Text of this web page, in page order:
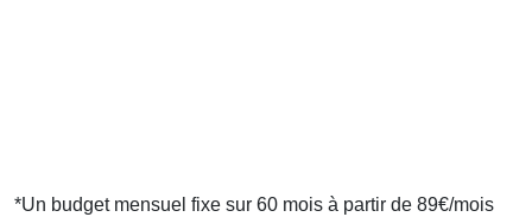
*Un budget mensuel fixe sur 60 mois à partir de 89€/mois